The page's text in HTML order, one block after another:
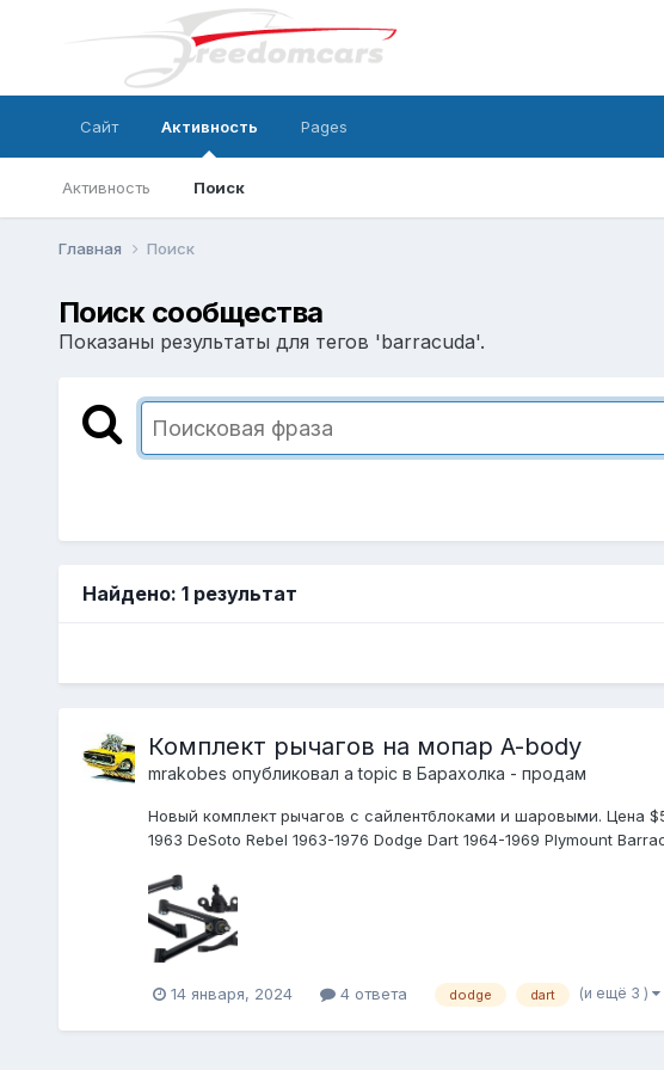
Сайт Активность
Активность Поиск
Pages
Главная Поиск
Поиск сообщества
Показаны результаты для тегов 'barracuda'.
Найдено: 1 результат
Комплект рычагов на мопар A-body
mrakobes опубликовал a topic в Барахолка - продам
Новый комплект рычагов с сайлентблоками и шаровыми. Цена
1963 DeSoto Rebel 1963-1976 Dodge Dart 1964-1969 Plymount
14 января, 2024 4 ответа dodge dart (и ещё 3 )